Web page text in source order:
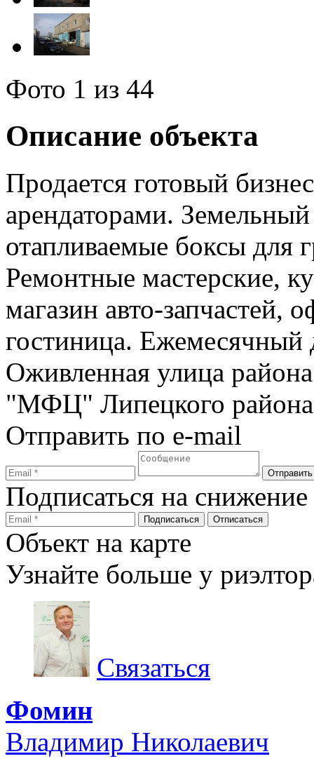
Фото 1 из 44
Описание объекта
Продается готовый
арендаторами.
отапливаемые боксы для
Ремонтные мастерские,
магазин авто-запчастей,
гостиница.
Оживленная улица
"МФЦ" Липецкого
Отправить по e-mail
Подписаться на
Объект на карте
Узнайте больше у
Связаться
Фомин
Владимир Николаевич